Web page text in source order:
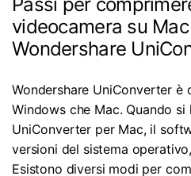
videocamera su
Wondershare
Wondershare UniConverter è
Windows che Mac. Quando
UniConverter per Mac, il
versioni del sistema
Esistono diversi modi per